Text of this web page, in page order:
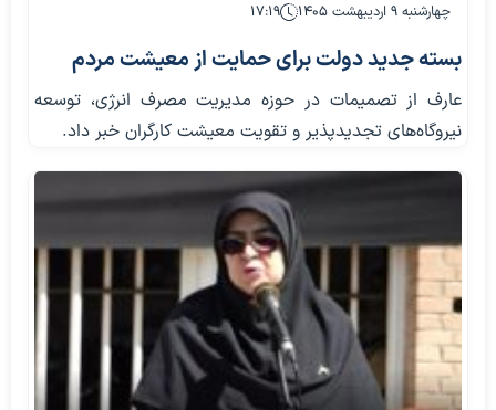
چهارشنبه ۹ اردیبهشت ۱۴۰۵ ۱۷:۱۹
بسته جدید دولت برای حمایت از معیشت مردم
عارف از تصمیمات در حوزه مدیریت مصرف انرژی، توسعه
نیروگاه‌های تجدیدپذیر و تقویت معیشت کارگران خبر داد.